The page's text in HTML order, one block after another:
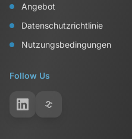
Angebot
Datenschutzrichtlinie
Nutzungsbedingungen
Follow Us